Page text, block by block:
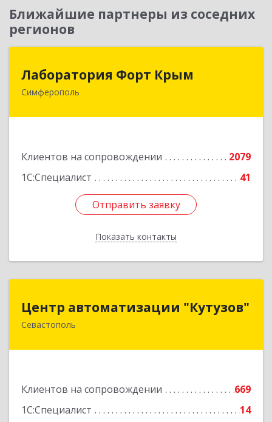
Ближайшие партнеры из соседних
регионов
Лаборатория Форт Крым
Симферополь
Клиентов на сопровождении
2079
1С:Специалист
41
Отправить заявку
Показать контакты
295034, Крым Респ, Симферополь г, Киевская
Отправить заявку
Назад
Центр автоматизации "Кутузов"
Севастополь
Клиентов на сопровождении
669
1С:Специалист
14
299011, Севастополь г, Генерала Петрова ул,